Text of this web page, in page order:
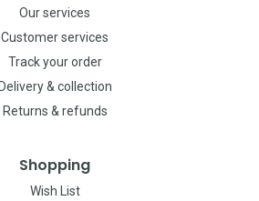
Our services
Customer services
Track your order
Delivery & collection
Returns & refunds
Shopping
Wish List